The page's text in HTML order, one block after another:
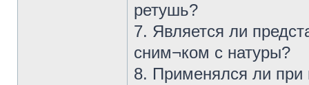
ретушь?
7. Является ли
сним¬ком с натуры?
8. Применялся ли при